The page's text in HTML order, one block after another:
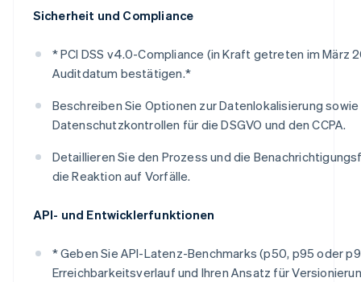
Sicherheit und Compliance
* PCI DSS v4.0-Compliance (in Kraft getreten im März
Auditdatum bestätigen.*
Beschreiben Sie Optionen zur Datenlokalisierung sowie
Datenschutzkontrollen für die DSGVO und den CCPA.
Detaillieren Sie den Prozess und die
die Reaktion auf Vorfälle.
API- und Entwicklerfunktionen
* Geben Sie API-Latenz-Benchmarks (p50, p95 oder
Erreichbarkeitsverlauf und Ihren Ansatz für